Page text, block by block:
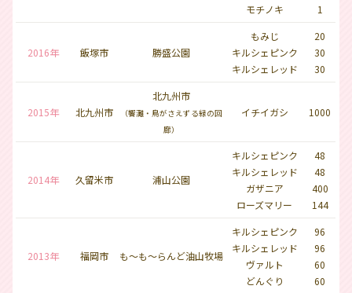
モチノキ
1
2016年 飯塚市 勝盛公園
もみじ
キルシェピンク
キルシェレッド
20
30
30
2015年 北九州市
北九州市
（響灘・鳥がさえずる緑の回
廊）
イチイガシ 1000
2014年 久留米市 浦山公園
キルシェピンク
キルシェレッド
ガザニア
ローズマリー
48
48
400
144
2013年 福岡市 も～も～らんど油山牧場
キルシェピンク
キルシェレッド
ヴァルト
どんぐり
96
96
60
60